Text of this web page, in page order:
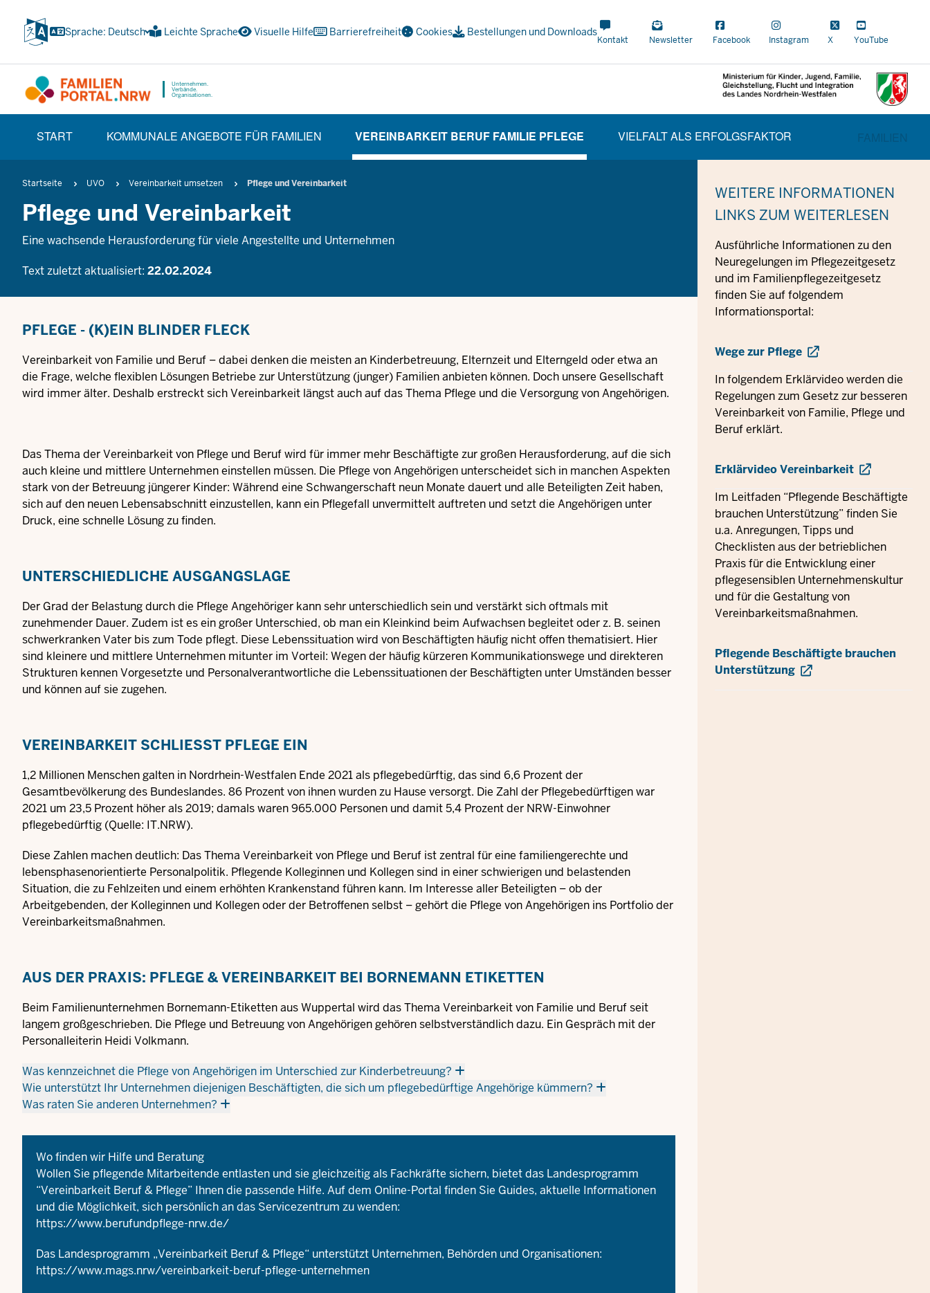
Inhalt
wechseln
Sprache: Deutsch Leichte Sprache Visuelle Hilfe Barrierefreiheit Cookies Bestellungen und Downloads Meta
Navi
Kontakt Newsletter Facebook Instagram X YouTube
Unternehmen.
Verbände.
Organisationen.
(TRÄGERBEREICH)
START KOMMUNALE ANGEBOTE FÜR FAMILIEN
VEREINBARKEIT BERUF FAMILIE PFLEGE
(CURRENT SECTION)
VIELFALT ALS ERFOLGSFAKTOR FAMILIEN
Pfadnavigation
Startseite UVO Vereinbarkeit umsetzen Pflege und Vereinbarkeit
Pflege und Vereinbarkeit
Eine wachsende Herausforderung für viele Angestellte und Unternehmen
Text zuletzt aktualisiert: 22.02.2024
PFLEGE - (K)EIN BLINDER FLECK
Vereinbarkeit von Familie und Beruf – dabei denken die meisten an Kinderbetreuung, Elternzeit und Elterngeld oder etwa an
die Frage, welche flexiblen Lösungen Betriebe zur Unterstützung (junger) Familien anbieten können. Doch unsere Gesellschaft
wird immer älter. Deshalb erstreckt sich Vereinbarkeit längst auch auf das Thema Pflege und die Versorgung von Angehörigen.
Das Thema der Vereinbarkeit von Pflege und Beruf wird für immer mehr Beschäftigte zur großen Herausforderung, auf die sich
auch kleine und mittlere Unternehmen einstellen müssen. Die Pflege von Angehörigen unterscheidet sich in manchen Aspekten
stark von der Betreuung jüngerer Kinder: Während eine Schwangerschaft neun Monate dauert und alle Beteiligten Zeit haben,
sich auf den neuen Lebensabschnitt einzustellen, kann ein Pflegefall unvermittelt auftreten und setzt die Angehörigen unter
Druck, eine schnelle Lösung zu finden.
UNTERSCHIEDLICHE AUSGANGSLAGE
Der Grad der Belastung durch die Pflege Angehöriger kann sehr unterschiedlich sein und verstärkt sich oftmals mit
zunehmender Dauer. Zudem ist es ein großer Unterschied, ob man ein Kleinkind beim Aufwachsen begleitet oder z. B. seinen
schwerkranken Vater bis zum Tode pflegt. Diese Lebenssituation wird von Beschäftigten häufig nicht offen thematisiert. Hier
sind kleinere und mittlere Unternehmen mitunter im Vorteil: Wegen der häufig kürzeren Kommunikationswege und direkteren
Strukturen kennen Vorgesetzte und Personalverantwortliche die Lebenssituationen der Beschäftigten unter Umständen besser
und können auf sie zugehen.
VEREINBARKEIT SCHLIESST PFLEGE EIN
1,2 Millionen Menschen galten in Nordrhein-Westfalen Ende 2021 als pflegebedürftig, das sind 6,6 Prozent der
Gesamtbevölkerung des Bundeslandes. 86 Prozent von ihnen wurden zu Hause versorgt. Die Zahl der Pflegebedürftigen war
2021 um 23,5 Prozent höher als 2019; damals waren 965.000 Personen und damit 5,4 Prozent der NRW-Einwohner
pflegebedürftig (Quelle: IT.NRW).
Diese Zahlen machen deutlich: Das Thema Vereinbarkeit von Pflege und Beruf ist zentral für eine familiengerechte und
lebensphasenorientierte Personalpolitik. Pflegende Kolleginnen und Kollegen sind in einer schwierigen und belastenden
Situation, die zu Fehlzeiten und einem erhöhten Krankenstand führen kann. Im Interesse aller Beteiligten – ob der
Arbeitgebenden, der Kolleginnen und Kollegen oder der Betroffenen selbst – gehört die Pflege von Angehörigen ins Portfolio der
Vereinbarkeitsmaßnahmen.
AUS DER PRAXIS: PFLEGE & VEREINBARKEIT BEI BORNEMANN ETIKETTEN
Beim Familienunternehmen Bornemann-Etiketten aus Wuppertal wird das Thema Vereinbarkeit von Familie und Beruf seit
langem großgeschrieben. Die Pflege und Betreuung von Angehörigen gehören selbstverständlich dazu. Ein Gespräch mit der
Personalleiterin Heidi Volkmann.
Was kennzeichnet die Pflege von Angehörigen im Unterschied zur Kinderbetreuung?
Wie unterstützt Ihr Unternehmen diejenigen Beschäftigten, die sich um pflegebedürftige Angehörige kümmern?
Was raten Sie anderen Unternehmen?
Wo finden wir Hilfe und Beratung
Wollen Sie pflegende Mitarbeitende entlasten und sie gleichzeitig als Fachkräfte sichern, bietet das Landesprogramm
“Vereinbarkeit Beruf & Pflege” Ihnen die passende Hilfe. Auf dem Online-Portal finden Sie Guides, aktuelle Informationen
und die Möglichkeit, sich persönlich an das Servicezentrum zu wenden:
https://www.berufundpflege-nrw.de/
Das Landesprogramm „Vereinbarkeit Beruf & Pflege“ unterstützt Unternehmen, Behörden und Organisationen:
https://www.mags.nrw/vereinbarkeit-beruf-pflege-unternehmen
WEITERE INFORMATIONEN
LINKS ZUM WEITERLESEN
Ausführliche Informationen zu den
Neuregelungen im Pflegezeitgesetz
und im Familienpflegezeitgesetz
finden Sie auf folgendem
Informationsportal:
Wege zur Pflege
In folgendem Erklärvideo werden die
Regelungen zum Gesetz zur besseren
Vereinbarkeit von Familie, Pflege und
Beruf erklärt.
Erklärvideo Vereinbarkeit
Im Leitfaden “Pflegende Beschäftigte
brauchen Unterstützung” finden Sie
u.a. Anregungen, Tipps und
Checklisten aus der betrieblichen
Praxis für die Entwicklung einer
pflegesensiblen Unternehmenskultur
und für die Gestaltung von
Vereinbarkeitsmaßnahmen.
Pflegende Beschäftigte brauchen
Unterstützung